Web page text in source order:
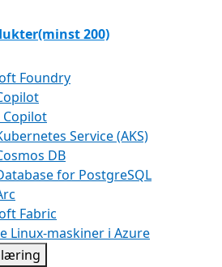
200)
Foundry
Copilot
Service (AKS)
DB
for PostgreSQL
Fabric
Linux-maskiner i Azure